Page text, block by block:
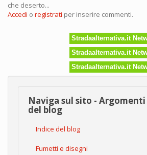
che deserto...
Accedi o registrati per inserire commenti.
Stradaalternativa.it
Stradaalternativa.it
Stradaalternativa.it
Naviga sul sito -
del blog
Indice del blog
Fumetti e disegni